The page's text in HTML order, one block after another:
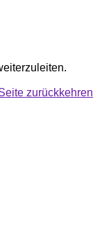
zurückkehren